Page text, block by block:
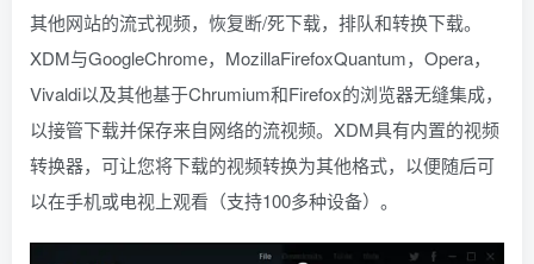
其他网站的流式视频，恢复断/死下载，排队和转换下载。
XDM与GoogleChrome，MozillaFirefoxQuantum，Opera，
Vivaldi以及其他基于Chrumium和Firefox的浏览器无缝集成，
以接管下载并保存来自网络的流视频。XDM具有内置的视频
转换器，可让您将下载的视频转换为其他格式，以便随后可
以在手机或电视上观看（支持100多种设备）。